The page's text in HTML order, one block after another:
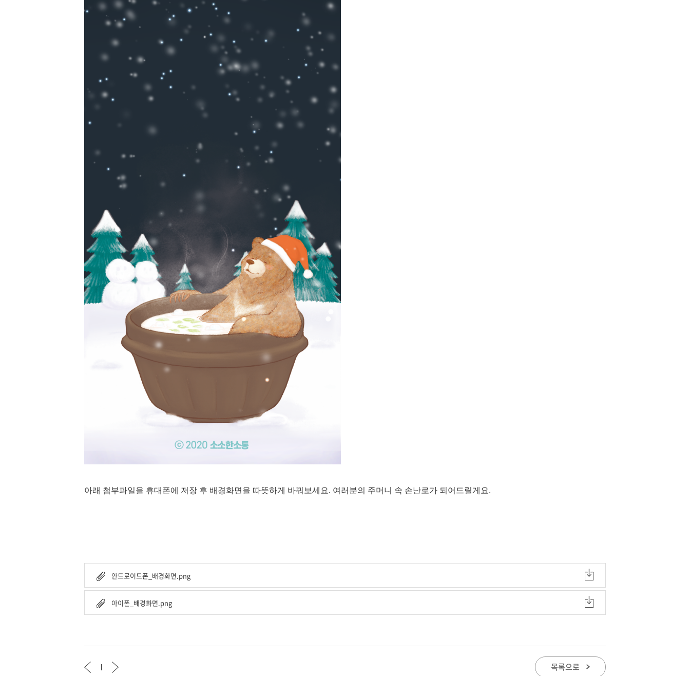
아래 첨부파일을 휴대폰에 저장 후 배경화면을 따뜻하게 바꿔보세요. 여러분의 주머니 속 손난로가 되어드릴게요.
안드로이드폰_배경화면.png
아이폰_배경화면.png
목록으로